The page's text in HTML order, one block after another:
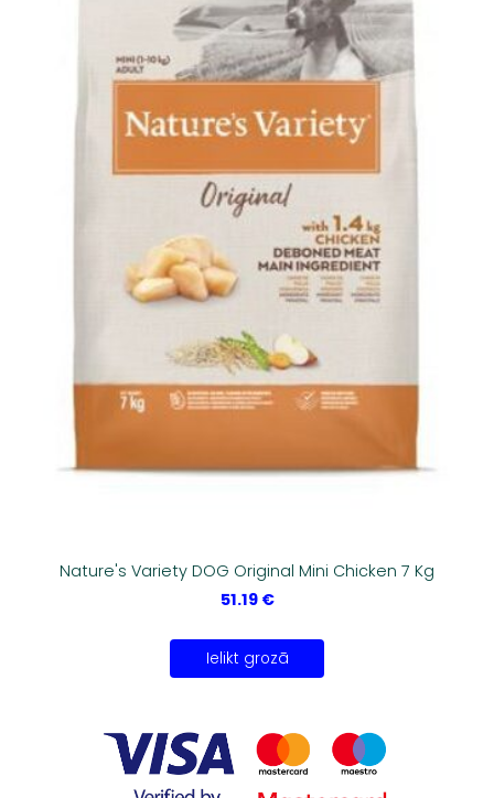
Nature's Variety DOG Original Mini Chicken 7 Kg
51.19 €
Ielikt grozā